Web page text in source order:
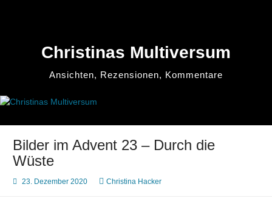
Christinas Multiversum
Ansichten, Rezensionen, Kommentare
Bilder im Advent 23 – Durch die
Wüste
23. Dezember 2020 Christina Hacker